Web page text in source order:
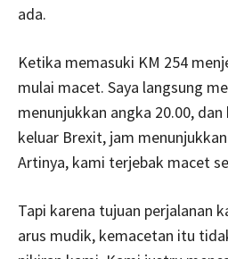
ada.
Ketika memasuki KM 254
mulai macet. Saya langsung
menunjukkan angka 20.00,
keluar Brexit, jam
Artinya, kami terjebak macet
Tapi karena tujuan perjalanan
arus mudik, kemacetan itu